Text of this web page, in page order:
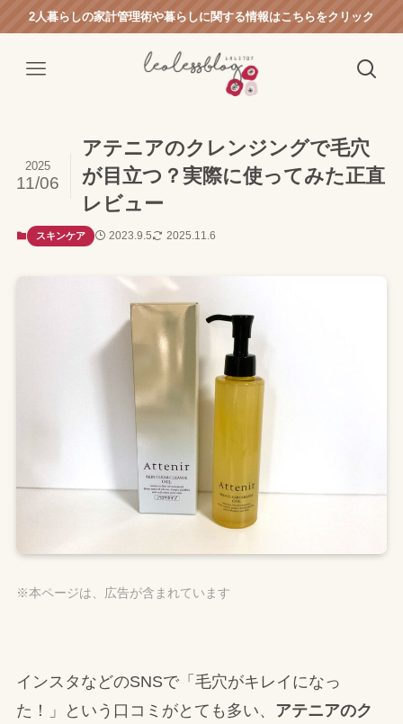
2人暮らしの家計管理術や暮らしに関する情報はこちらをクリック
アテニアのクレンジングで毛穴
が目立つ？実際に使ってみた正直
レビュー
2025
11/06
スキンケア 2023.9.5 2025.11.6
※本ページは、広告が含まれています
インスタなどのSNSで「毛穴がキレイになっ
た！」という口コミがとても多い、 アテニアのク